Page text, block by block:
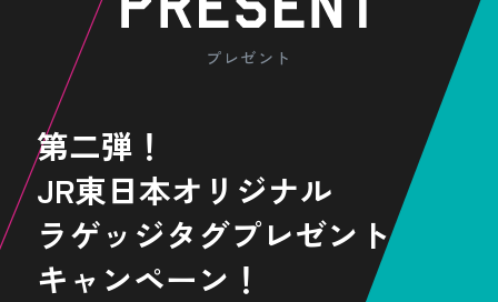
ーン）」のお問い合わせフォーム から直接
お問い合わせください。
写真を撮ることができます。
旅先で魅力的な景色や
おいしいものに出会ったら、
※対象駅で読み込み後、
翌々日の23：59までは駅にいな
くてもご利用になれます。
プレゼント
第二弾！
JR東日本オリジナル
ラゲッジタグプレゼント
キャンペーン！